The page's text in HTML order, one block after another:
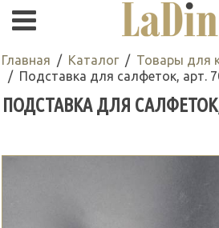
Главная Каталог
Товары для
Подставка для салфеток, арт.
ПОДСТАВКА ДЛЯ САЛФЕТОК,